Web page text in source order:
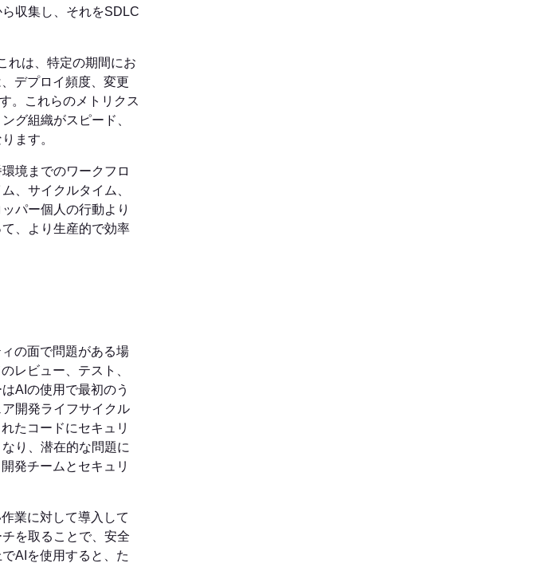
収集し、それをSDLC
れは、特定の期間にお
デプロイ頻度、変更
。これらのメトリクス
グ組織がスピード、
ます。
境までのワークフロ
、サイクルタイム、
パー個人の行動より
、より生産的で効率
の面で問題がある場
レビュー、テスト、
AIの使用で最初のう
開発ライフサイクル
たコードにセキュリ
り、潜在的な問題に
発チームとセキュリ
業に対して導入して
を取ることで、安全
AIを使用すると、た